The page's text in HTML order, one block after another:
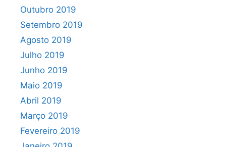
Outubro 2019
Setembro 2019
Agosto 2019
Julho 2019
Junho 2019
Maio 2019
Abril 2019
Março 2019
Fevereiro 2019